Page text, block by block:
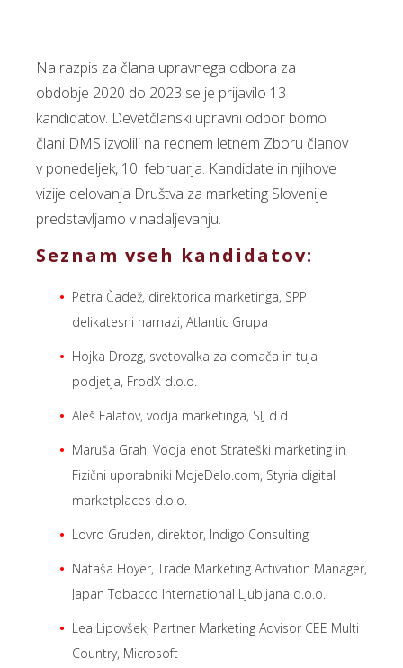
Na razpis za člana upravnega odbora za
obdobje 2020 do 2023 se je prijavilo 13
kandidatov. Devetčlanski upravni odbor bomo
člani DMS izvolili na rednem letnem Zboru članov
v ponedeljek, 10. februarja. Kandidate in njihove
vizije delovanja Društva za marketing Slovenije
predstavljamo v nadaljevanju.
Seznam vseh kandidatov:
Petra Čadež, direktorica marketinga, SPP
delikatesni namazi, Atlantic Grupa
Hojka Drozg, svetovalka za domača in tuja
podjetja, FrodX d.o.o.
Aleš Falatov, vodja marketinga, SIJ d.d.
Maruša Grah, Vodja enot Strateški marketing in
Fizični uporabniki MojeDelo.com, Styria digital
marketplaces d.o.o.
Lovro Gruden, direktor, Indigo Consulting
Nataša Hoyer, Trade Marketing Activation Manager,
Japan Tobacco International Ljubljana d.o.o.
Lea Lipovšek, Partner Marketing Advisor CEE Multi
Country, Microsoft